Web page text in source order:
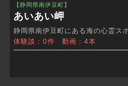
【静岡県南伊豆町】
あいあい岬
静岡県南伊豆町にある海の心霊ス
体験談：0件 動画：4本